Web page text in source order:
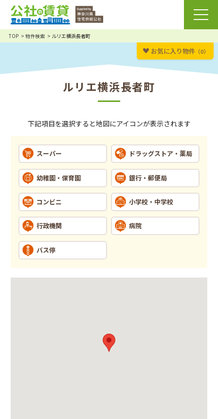
TOP 物件検索 ルリエ横浜長者町
お気に入り物件 （0）
ルリエ横浜長者町
下記項目を選択すると地図にアイコンが表示されます
スーパー ドラッグストア・薬局
幼稚園・保育園 銀行・郵便局
コンビニ 小学校・中学校
行政機関 病院
バス停